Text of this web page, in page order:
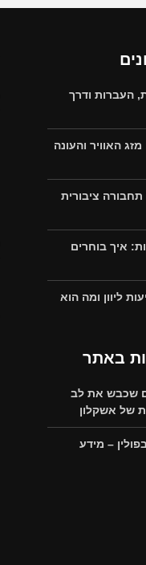
העברות ודרך
האוויר והעונה
תחבורה ציבורית
איך בוחרים
ליוון ומה הוא
באתר
שכבש את לב
של אשקלון
– מידע